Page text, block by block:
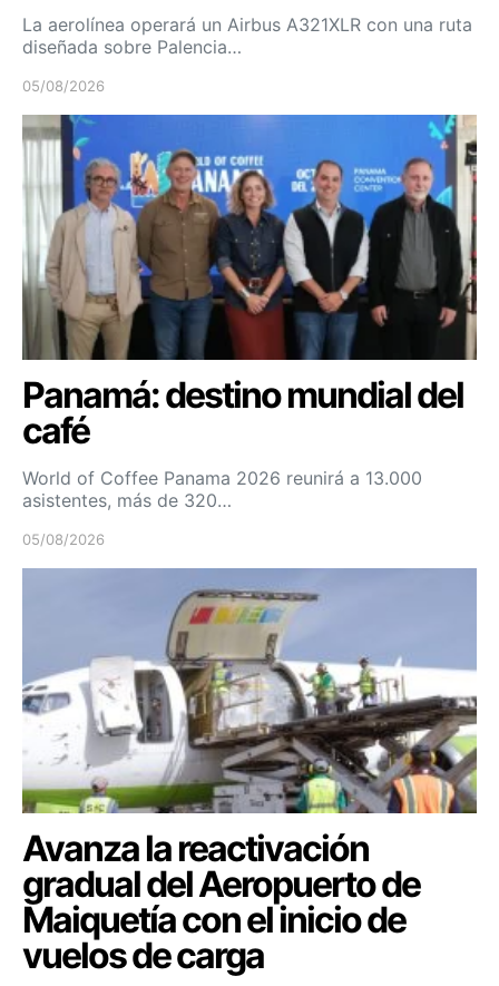
La aerolínea operará un Airbus A321XLR con una ruta
diseñada sobre Palencia…
05/08/2026
Panamá: destino mundial del
café
World of Coffee Panama 2026 reunirá a 13.000
asistentes, más de 320…
05/08/2026
Avanza la reactivación
gradual del Aeropuerto de
Maiquetía con el inicio de
vuelos de carga